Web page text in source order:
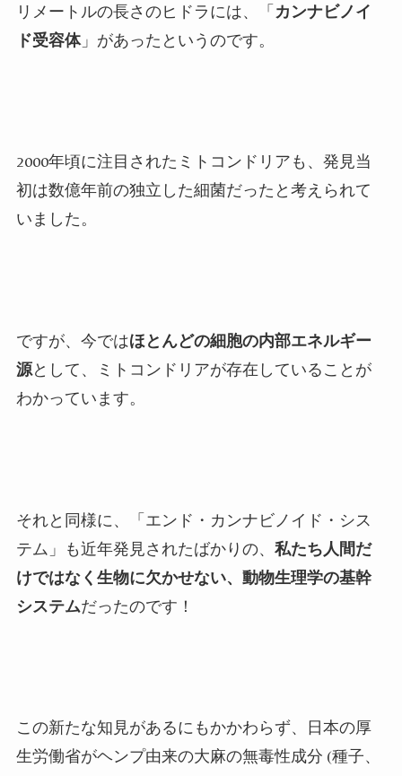
リメートルの長さのヒドラには、「カンナビノイ
ド受容体」があったというのです。
2000年頃に注目されたミトコンドリアも、発見当
初は数億年前の独立した細菌だったと考えられて
いました。
ですが、今ではほとんどの細胞の内部エネルギー
源として、ミトコンドリアが存在していることが
わかっています。
それと同様に、「エンド・カンナビノイド・シス
テム」も近年発見されたばかりの、 私たち人間だ
けではなく生物に欠かせない、動物生理学の基幹
システムだったのです！
この新たな知見があるにもかかわらず、日本の厚
生労働省がヘンプ由来の大麻の無毒性成分 (種子、